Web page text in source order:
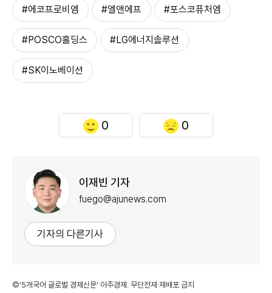
#에코프로비엠 #엘앤에프 #포스코퓨처엠
#POSCO홀딩스 #LG에너지솔루션
#SK이노베이션
0 0
이재빈 기자
fuego@ajunews.com
기자의 다른기사
©'5개국어 글로벌 경제신문' 아주경제. 무단전재·재배포 금지